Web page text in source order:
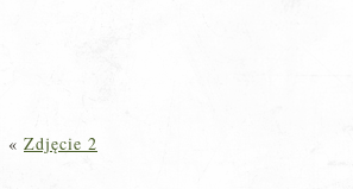
« Zdjęcie 2